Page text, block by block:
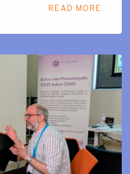
READ MORE